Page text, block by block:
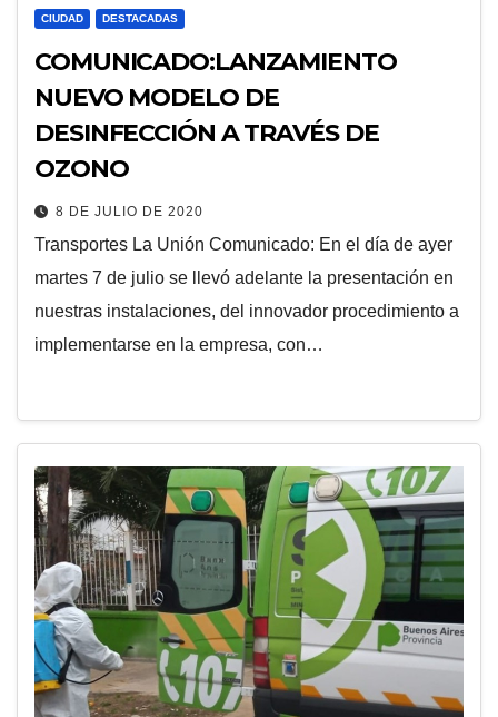
CIUDAD DESTACADAS
COMUNICADO:LANZAMIENTO
NUEVO MODELO DE
DESINFECCIÓN A TRAVÉS DE
OZONO
8 DE JULIO DE 2020
Transportes La Unión Comunicado: En el día de ayer
martes 7 de julio se llevó adelante la presentación en
nuestras instalaciones, del innovador procedimiento a
implementarse en la empresa, con…